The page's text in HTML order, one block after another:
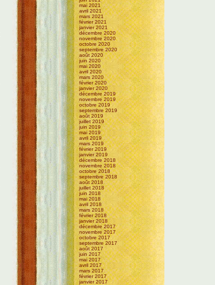
mai 2021
avril 2021
mars 2021
février 2021
janvier 2021
décembre 2020
novembre 2020
octobre 2020
septembre 2020
août 2020
juin 2020
mai 2020
avril 2020
mars 2020
février 2020
janvier 2020
décembre 2019
novembre 2019
octobre 2019
septembre 2019
août 2019
juillet 2019
juin 2019
mai 2019
avril 2019
mars 2019
février 2019
janvier 2019
décembre 2018
novembre 2018
octobre 2018
septembre 2018
août 2018
juillet 2018
juin 2018
mai 2018
avril 2018
mars 2018
février 2018
janvier 2018
décembre 2017
novembre 2017
octobre 2017
septembre 2017
août 2017
juin 2017
mai 2017
avril 2017
mars 2017
février 2017
janvier 2017